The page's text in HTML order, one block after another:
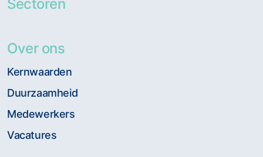
Sectoren
Over ons
Kernwaarden
Duurzaamheid
Medewerkers
Vacatures